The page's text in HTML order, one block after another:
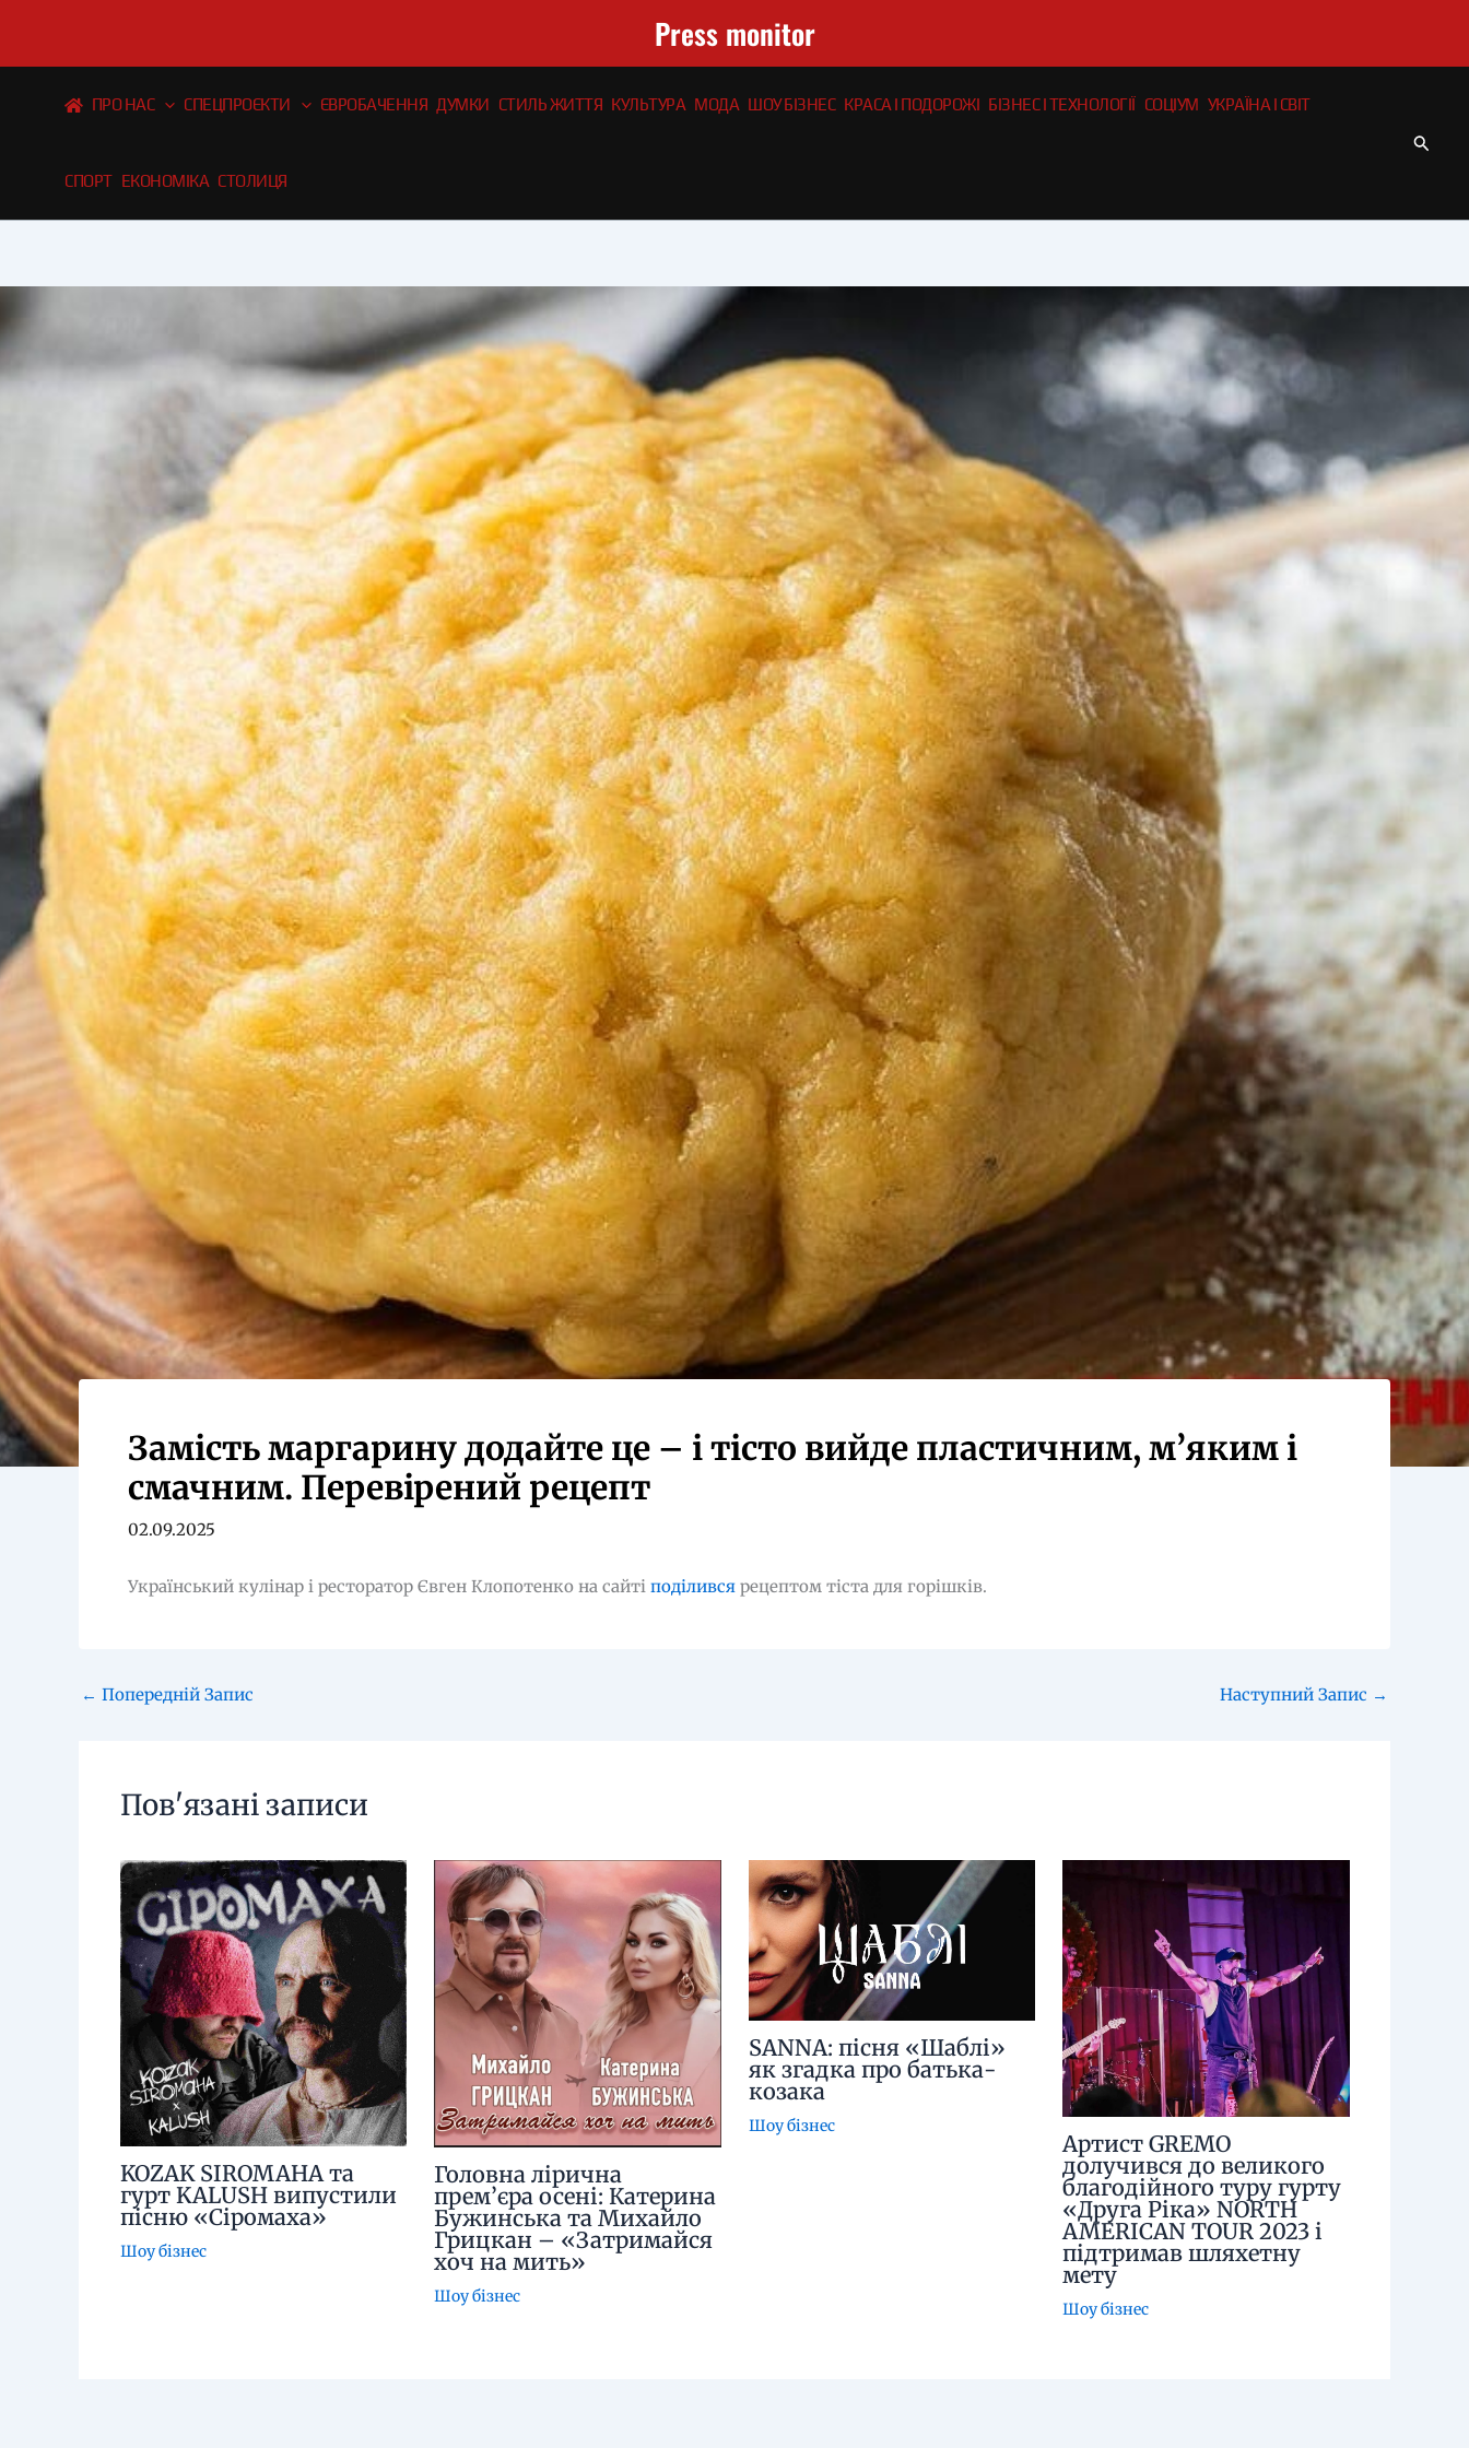
вмісту
Press monitor
ПРО НАС СПЕЦПРОЄКТИ ЄВРОБАЧЕННЯ ДУМКИ СТИЛЬ ЖИТТЯ КУЛЬТУРА МОДА ШОУ БІЗНЕС КРАСА І ПОДОРОЖІ БІЗНЕС І ТЕХНОЛОГІЇ СОЦІУМ УКРАЇНА І СВІТ
СПОРТ ЕКОНОМІКА СТОЛИЦЯ
Замість маргарину додайте це – і тісто вийде пластичним, м’яким і
смачним. Перевірений рецепт
02.09.2025
Український кулінар і ресторатор Євген Клопотенко на сайті поділився рецептом тіста для горішків.
← Попередній Запис Наступний Запис →
Пов'язані записи
KOZAK SIROMAHA та
гурт KALUSH випустили
пісню «Сіромаха»
Шоу бізнес
Головна лірична
прем’єра осені: Катерина
Бужинська та Михайло
Грицкан – «Затримайся
хоч на мить»
Шоу бізнес
SANNA: пісня «Шаблі»
як згадка про батька-
козака
Шоу бізнес
Артист GREMO
долучився до великого
благодійного туру гурту
«Друга Ріка» NORTH
AMERICAN TOUR 2023 і
підтримав шляхетну
мету
Шоу бізнес